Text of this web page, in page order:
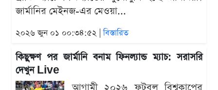
জার্মানির মেইনজ-এর মেওয়া...
২০২৬ জুন ০১ ০০:৩৪:৫২ |বিস্তারিত
কিছুক্ষণ পর জার্মানি বনাম ফিনল্যান্ড ম্যাচ: সরাসরি
দেখুন Live